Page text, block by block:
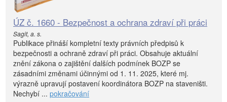
ÚZ č. 1660 - Bezpečnost a ochrana zdraví při práci
Sagit, a. s.
Publikace přináší kompletní texty právních předpisů k
bezpečnosti a ochraně zdraví při práci. Obsahuje aktuální
znění zákona o zajištění dalších podmínek BOZP se
zásadními změnami účinnými od 1. 11. 2025, které mj.
výrazně upravují postavení koordinátora BOZP na staveništi.
Nechybí ... pokračování